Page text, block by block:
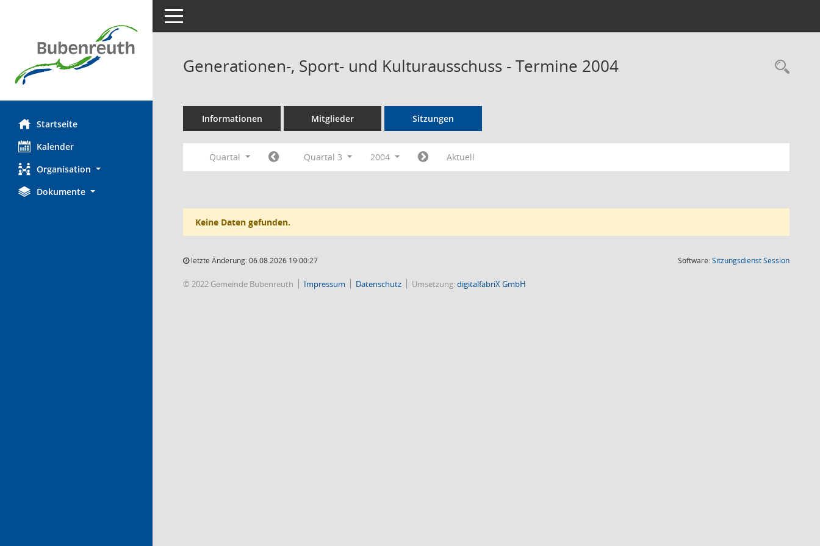
Startseite
Kalender
Organisation
Dokumente
Toggle navigation
Generationen-, Sport- und Kulturausschuss - Termine 2004
Informationen Mitglieder Sitzungen
Quartal Quartal 3 2004 Aktuell
Keine Daten gefunden.
letzte Änderung: 06.08.2026 19:00:27 Software:SitzungsdienstSession(Wird in
© 2022 Gemeinde Bubenreuth Impressum Datenschutz Umsetzung:digitalfabriX GmbH